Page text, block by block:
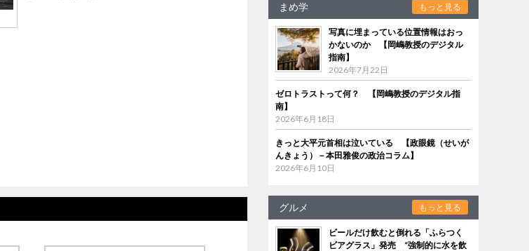
まめ学 もっと見る
写真に埋まっている位置情報はおっ
かないのか 【岡嶋教授のデジタル
指南】
2026年7月22日
ゼロトラストって何？ 【岡嶋教授のデジタル指
南】
2026年6月18日
きっと大平元首相は泣いている 【政眼鏡（せいが
んきょう）－本田雅俊の政治コラム】
2026年6月10日
グルメ もっと見る
ビールだけ飲むと倒れる「ふらつく
ビアグラス」発売 “強制的に水を飲